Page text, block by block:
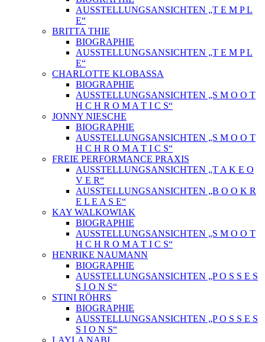
AUSSTELLUNGSANSICHTEN „T E M P L
E“
BRITTA THIE
BIOGRAPHIE
AUSSTELLUNGSANSICHTEN „T E M P L
E“
CHARLOTTE KLOBASSA
BIOGRAPHIE
AUSSTELLUNGSANSICHTEN „S M O O T
H C H R O M A T I C S“
JONNY NIESCHE
BIOGRAPHIE
AUSSTELLUNGSANSICHTEN „S M O O T
H C H R O M A T I C S“
FREIE PERFORMANCE PRAXIS
AUSSTELLUNGSANSICHTEN „T A K E O
V E R“
AUSSTELLUNGSANSICHTEN „B O O K R
E L E A S E“
KAY WALKOWIAK
BIOGRAPHIE
AUSSTELLUNGSANSICHTEN „S M O O T
H C H R O M A T I C S“
HENRIKE NAUMANN
BIOGRAPHIE
AUSSTELLUNGSANSICHTEN „P O S S E S
S I O N S“
STINI RÖHRS
BIOGRAPHIE
AUSSTELLUNGSANSICHTEN „P O S S E S
S I O N S“
LAYLA NABI